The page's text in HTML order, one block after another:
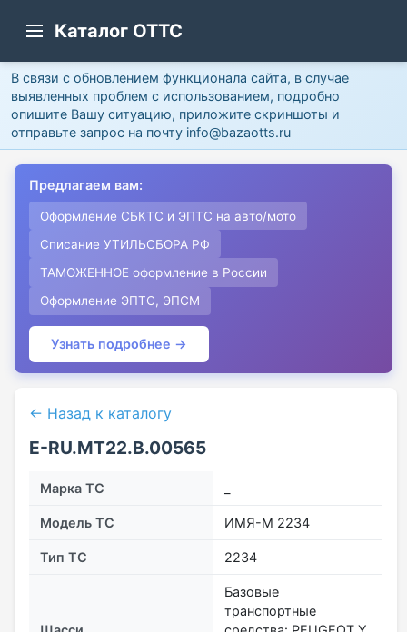
Каталог ОТТС
В связи с обновлением функционала сайта, в случае
выявленных проблем с использованием, подробно
опишите Вашу ситуацию, приложите скриншоты и
отправьте запрос на почту info@bazaotts.ru
Предлагаем вам:
Оформление СБКТС и ЭПТС на авто/мото
Списание УТИЛЬСБОРА РФ
ТАМОЖЕННОЕ оформление в России
Оформление ЭПТС, ЭПСМ
Узнать подробнее →
← Назад к каталогу
E-RU.MT22.В.00565
Марка ТС
Модель ТС ИМЯ-М 2234
Тип ТС 2234
Базовые
транспортные